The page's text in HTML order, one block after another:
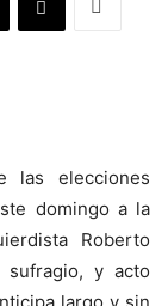
las elecciones
domingo a la
Roberto
sufragio, y acto